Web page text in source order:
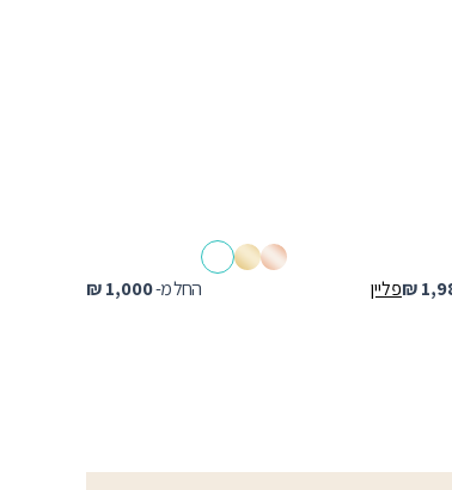
החל מ- ₪1,000 פליין₪